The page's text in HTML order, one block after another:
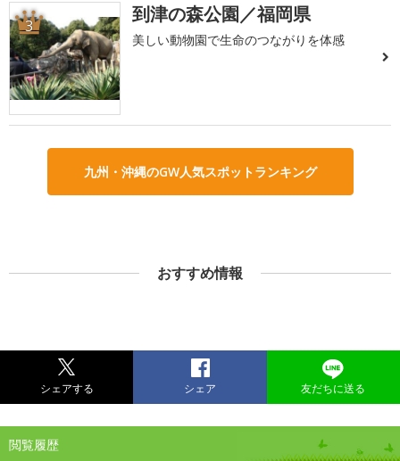
3 到津の森公園／福岡県
美しい動物園で生命のつながりを体感
九州・沖縄のGW人気スポットランキング
おすすめ情報
シェアする シェア 友だちに送る
閲覧履歴